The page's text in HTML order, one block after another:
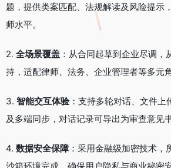
题，提供类案匹配、法规解读及风险提示
师水平。
2. 全场景覆盖 ：从合同起草到企业尽调，
持，适配律师、法务、企业管理者等多元
3. 智能交互体验：支持多轮对话、文件上
及多端同步，对话记录可导出为审查意见
4. 数据安全保障：采用金融级加密技术，